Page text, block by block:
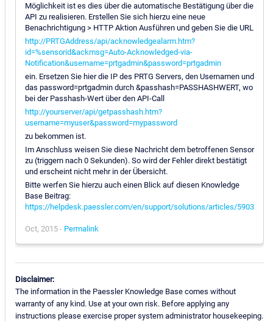
Möglichkeit ist es dies über die automatische Bestätigung über die
API zu realisieren. Erstellen Sie sich hierzu eine neue
Benachrichtigung > HTTP Aktion Ausführen und geben Sie die URL
http://PRTGAddress/api/acknowledgealarm.htm?
id=%sensorid&ackmsg=Auto-Acknowledged-via-
Notification&username=prtgadmin&password=prtgadmin
ein. Ersetzen Sie hier die IP des PRTG Servers, den Usernamen und
das password=prtgadmin durch &passhash=PASSHASHWERT, wo
bei der Passhash-Wert über den API-Call
http://yourserver/api/getpasshash.htm?
username=myuser&password=mypassword
zu bekommen ist.
Im Anschluss weisen Sie diese Nachricht dem betroffenen Sensor
zu (triggern nach 0 Sekunden). So wird der Fehler direkt bestätigt
und erscheint nicht mehr in der Übersicht.
Bitte werfen Sie hierzu auch einen Blick auf diesen Knowledge
Base Beitrag:
https://helpdesk.paessler.com/en/support/solutions/articles/5903
Oct, 2015 - Permalink
Disclaimer:
The information in the Paessler Knowledge Base comes without
warranty of any kind. Use at your own risk. Before applying any
instructions please exercise proper system administrator housekeeping.